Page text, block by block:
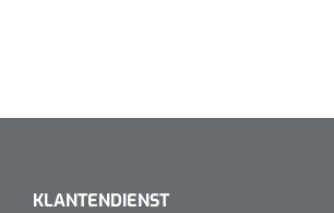
KLANTENDIENST